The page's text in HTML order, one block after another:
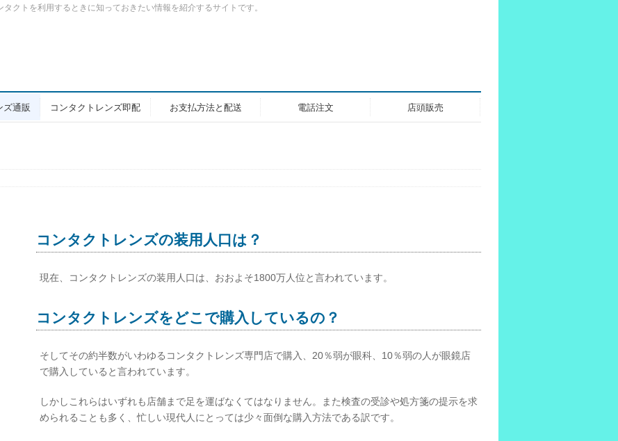
クトを利用するときに知っておきたい情報を紹介するサイトです。
ズ通販 コンタクトレンズ即配 お支払方法と配送 電話注文 店頭販売
コンタクトレンズの装用人口は？
現在、コンタクトレンズの装用人口は、おおよそ1800万人位と言われています。
コンタクトレンズをどこで購入しているの？
そしてその約半数がいわゆるコンタクトレンズ専門店で購入、20％弱が眼科、10％弱の人が眼鏡店
で購入していると言われています。
しかしこれらはいずれも店舗まで足を運ばなくてはなりません。また検査の受診や処方箋の提示を求
められることも多く、忙しい現代人にとっては少々面倒な購入方法である訳です。